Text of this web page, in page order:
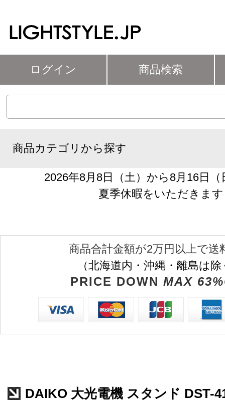
ログイン 商品検索
商品カテゴリから探す
2026年8月8日（土）から8月16日
夏季休暇をいただきます
商品合計金額が2万円以上で送
（北海道内・沖縄・離島は
PRICE DOWN MAX
DAIKO 大光電機 スタンド DST-